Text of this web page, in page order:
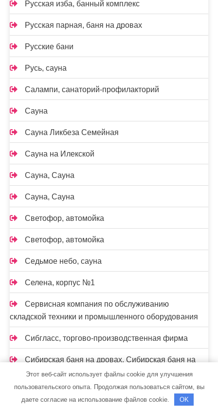
Русская изба, банный комплекс
Русская парная, баня на дровах
Русские бани
Русь, сауна
Салампи, санаторий-профилакторий
Сауна
Сауна Ликбеза Семейная
Сауна на Илекской
Сауна, Сауна
Сауна, Сауна
Светофор, автомойка
Светофор, автомойка
Седьмое небо, сауна
Селена, корпус №1
Сервисная компания по обслуживанию
складской техники и промышленного оборудования
Сибгласс, торгово-производственная фирма
Сибирская баня на дровах, Сибирская баня на
дровах
Сибирская баня на дровах, Сибирская баня на
Этот веб-сайт использует файлы cookie для улучшения
пользовательского опыта. Продолжая пользоваться сайтом, вы
даете согласие на использование файлов cookie.
OK